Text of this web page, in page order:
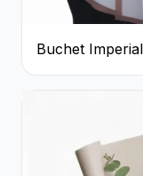
Buchet